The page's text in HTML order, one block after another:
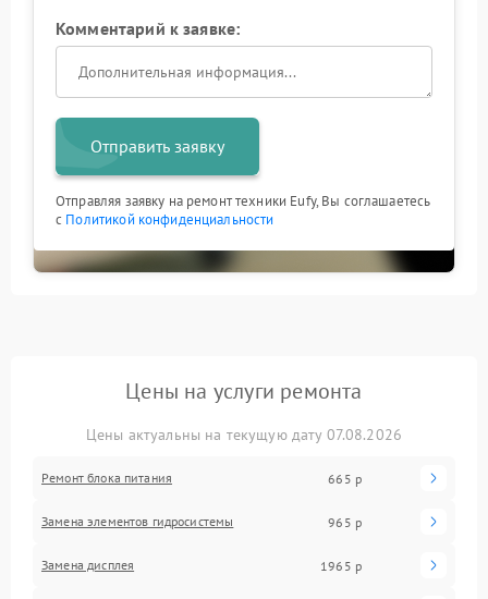
Комментарий к заявке:
Отправить заявку
Отправляя заявку на ремонт техники Eufy, Вы соглашаетесь
с Политикой конфиденциальности
Цены на услуги ремонта
Цены актуальны на текущую дату 07.08.2026
Ремонт блока питания 665 р
Замена элементов гидросистемы 965 р
Замена дисплея 1965 р